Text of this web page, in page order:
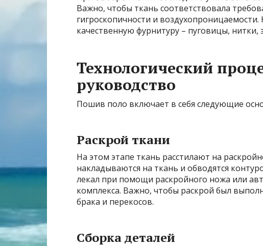
Важно, чтобы ткань соответствовала
гигроскопичности и
качественную фурнитуру – пуговицы, нитки,
Технологический
руководство
Пошив поло включает в себя следующие
Раскрой ткани
На этом этапе ткань расстилают на
накладываются на ткань и обводятся
лекал при помощи раскройного ножа или
комплекса. Важно, чтобы раскрой был
брака и перекосов.
Сборка деталей